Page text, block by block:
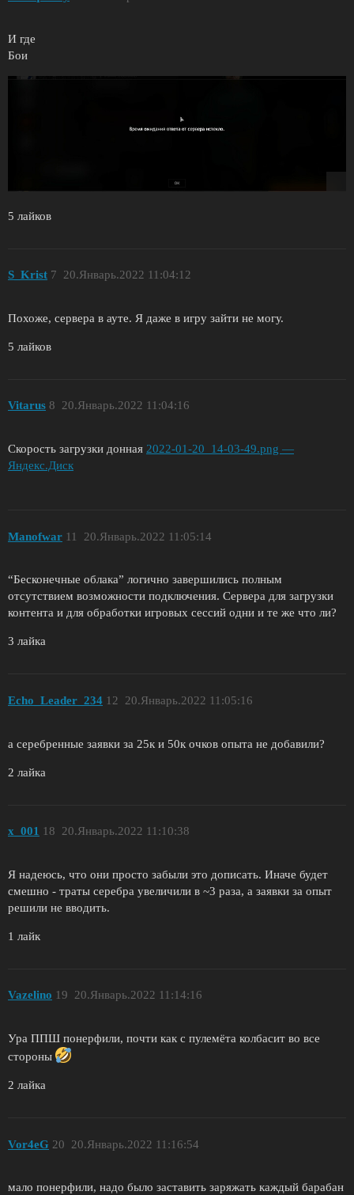
И где
Бои
5 лайков
S_Krist 20.Январь.2022 11:04:12
7
Похоже, сервера в ауте. Я даже в игру зайти не могу.
5 лайков
Vitarus 20.Январь.2022 11:04:16
8
Скорость загрузки донная 2022-01-20_14-03-49.png —
Яндекс.Диск
Manofwar 20.Январь.2022 11:05:14
11
“Бесконечные облака” логично завершились полным
отсутствием возможности подключения. Сервера для загрузки
контента и для обработки игровых сессий одни и те же что ли?
3 лайка
Echo_Leader_234 20.Январь.2022 11:05:16
12
а серебренные заявки за 25к и 50к очков опыта не добавили?
2 лайка
x_001 20.Январь.2022 11:10:38
18
Я надеюсь, что они просто забыли это дописать. Иначе будет
смешно - траты серебра увеличили в ~3 раза, а заявки за опыт
решили не вводить.
1 лайк
Vazelino 20.Январь.2022 11:14:16
19
Ура ППШ понерфили, почти как с пулемёта колбасит во все
стороны
2 лайка
Vor4eG 20.Январь.2022 11:16:54
20
мало понерфили, надо было заставить заряжать каждый барабан